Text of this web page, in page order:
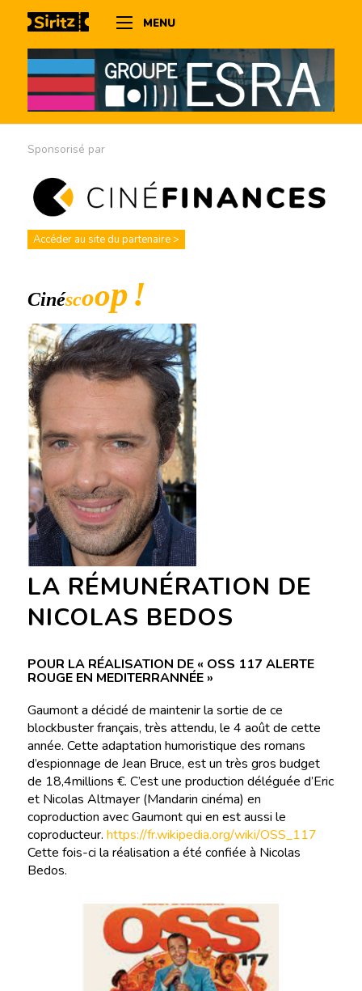
MENU
Sponsorisé par
Accéder au site du partenaire >
LA RÉMUNÉRATION DE
NICOLAS BEDOS
POUR LA RÉALISATION DE « OSS 117 ALERTE
ROUGE EN MEDITERRANNÉE »
Gaumont a décidé de maintenir la sortie de ce
blockbuster français, très attendu, le 4 août de cette
année. Cette adaptation humoristique des romans
d’espionnage de Jean Bruce, est un très gros budget
de 18,4millions €. C’est une production déléguée d’Eric
et Nicolas Altmayer (Mandarin cinéma) en
coproduction avec Gaumont qui en est aussi le
coproducteur. https://fr.wikipedia.org/wiki/OSS_117
Cette fois-ci la réalisation a été confiée à Nicolas
Bedos.